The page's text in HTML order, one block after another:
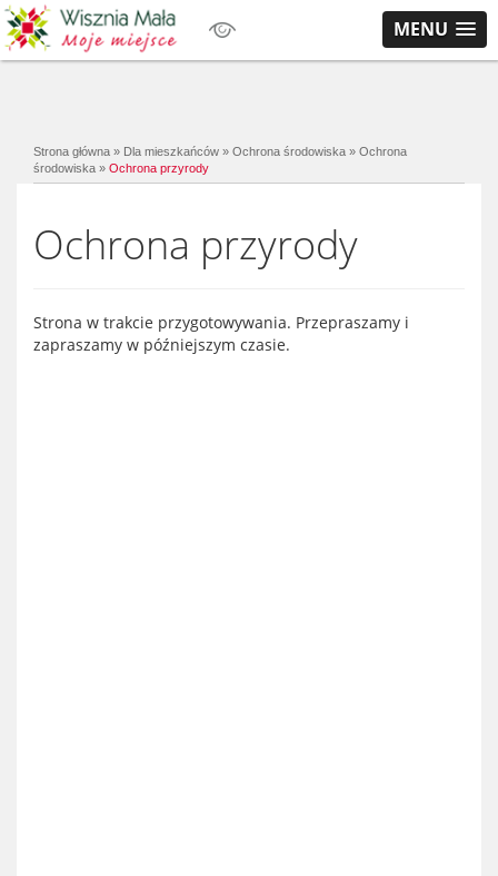
MENU
Strona główna » Dla mieszkańców » Ochrona środowiska » Ochrona
środowiska » Ochrona przyrody
Ochrona przyrody
Strona w trakcie przygotowywania. Przepraszamy i
zapraszamy w późniejszym czasie.